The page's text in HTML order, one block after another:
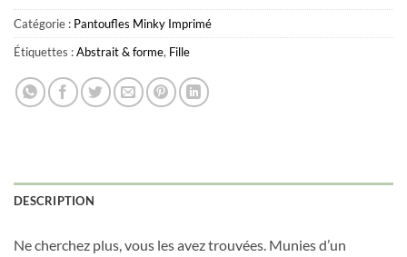
Catégorie : Pantoufles Minky Imprimé
Étiquettes :Abstrait & forme, Fille
DESCRIPTION
Ne cherchez plus, vous les avez trouvées. Munies d’un
Obtenez 10% de rabais